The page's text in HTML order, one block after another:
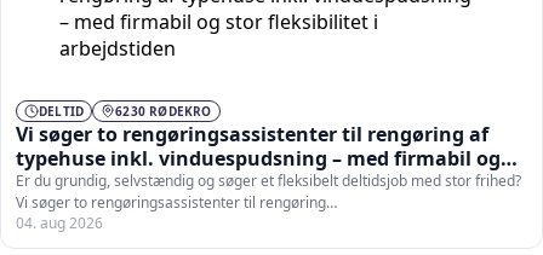
DELTID 6230 RØDEKRO
Vi søger to rengøringsassistenter til rengøring af
typehuse inkl. vinduespudsning – med firmabil og
stor fleksibilitet i arbejdstiden
Er du grundig, selvstændig og søger et fleksibelt deltidsjob med stor frihed?
Vi søger to rengøringsassistenter til rengøring…
04. aug 2026